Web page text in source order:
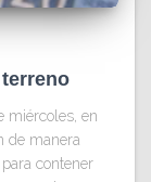
terreno
miércoles, en
de manera
contener